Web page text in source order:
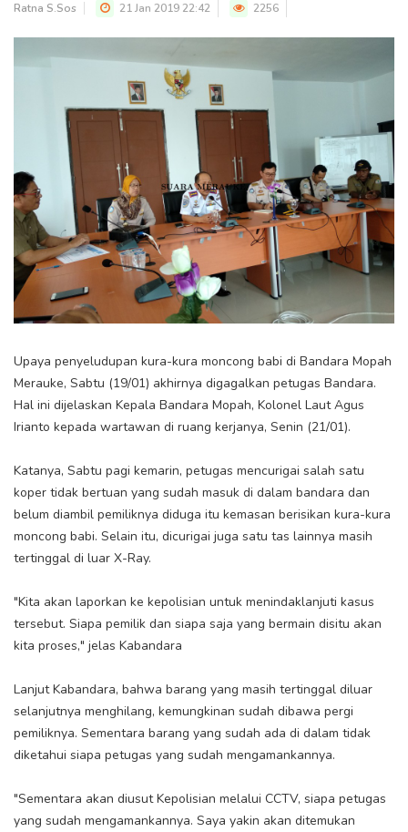
Ratna S.Sos 21 Jan 2019 22:42 2256
Upaya penyeludupan kura-kura moncong babi di Bandara Mopah
Merauke, Sabtu (19/01) akhirnya digagalkan petugas Bandara.
Hal ini dijelaskan Kepala Bandara Mopah, Kolonel Laut Agus
Irianto kepada wartawan di ruang kerjanya, Senin (21/01).
Katanya, Sabtu pagi kemarin, petugas mencurigai salah satu
koper tidak bertuan yang sudah masuk di dalam bandara dan
belum diambil pemiliknya diduga itu kemasan berisikan kura-kura
moncong babi. Selain itu, dicurigai juga satu tas lainnya masih
tertinggal di luar X-Ray.
"Kita akan laporkan ke kepolisian untuk menindaklanjuti kasus
tersebut. Siapa pemilik dan siapa saja yang bermain disitu akan
kita proses," jelas Kabandara
Lanjut Kabandara, bahwa barang yang masih tertinggal diluar
selanjutnya menghilang, kemungkinan sudah dibawa pergi
pemiliknya. Sementara barang yang sudah ada di dalam tidak
diketahui siapa petugas yang sudah mengamankannya.
"Sementara akan diusut Kepolisian melalui CCTV, siapa petugas
yang sudah mengamankannya. Saya yakin akan ditemukan